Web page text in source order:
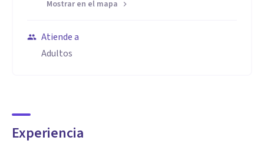
Mostrar en el mapa
Atiende a
Adultos
Experiencia